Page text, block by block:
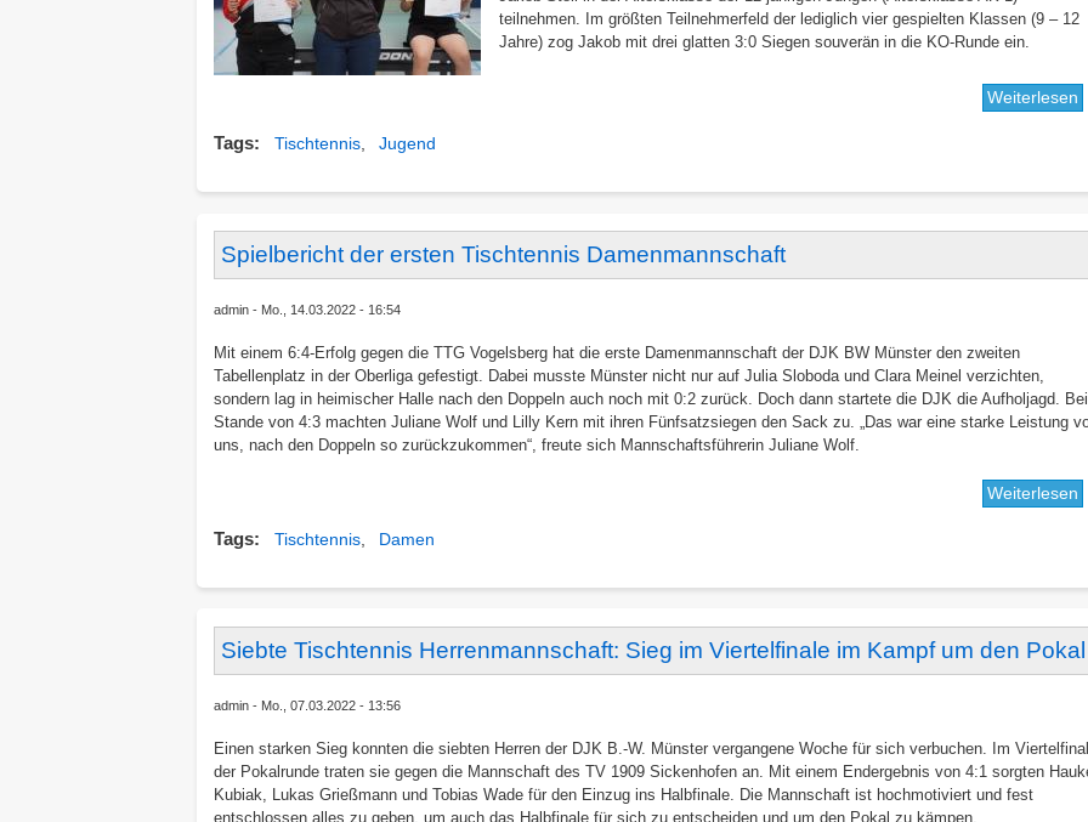
teilnehmen. Im größten Teilnehmerfeld der lediglich vier gespielten Klassen (9 – 12
Jahre) zog Jakob mit drei glatten 3:0 Siegen souverän in die KO-Runde ein.
Weiterlesen
Tags Tischtennis Jugend
Spielbericht der ersten Tischtennis Damenmannschaft
admin Mo., 14.03.2022 - 16:54
Mit einem 6:4-Erfolg gegen die TTG Vogelsberg hat die erste Damenmannschaft der DJK BW Münster den zweiten
Tabellenplatz in der Oberliga gefestigt. Dabei musste Münster nicht nur auf Julia Sloboda und Clara Meinel verzichten,
sondern lag in heimischer Halle nach den Doppeln auch noch mit 0:2 zurück. Doch dann startete die DJK die Aufholjagd.
Stande von 4:3 machten Juliane Wolf und Lilly Kern mit ihren Fünfsatzsiegen den Sack zu. „Das war eine starke Leistung
uns, nach den Doppeln so zurückzukommen“, freute sich Mannschaftsführerin Juliane Wolf.
Weiterlesen
Tags Tischtennis Damen
Siebte Tischtennis Herrenmannschaft: Sieg im Viertelfinale im Kampf um den Pokal
admin Mo., 07.03.2022 - 13:56
Einen starken Sieg konnten die siebten Herren der DJK B.-W. Münster vergangene Woche für sich verbuchen. Im
der Pokalrunde traten sie gegen die Mannschaft des TV 1909 Sickenhofen an. Mit einem Endergebnis von 4:1 sorgten
Kubiak, Lukas Grießmann und Tobias Wade für den Einzug ins Halbfinale. Die Mannschaft ist hochmotiviert und fest
entschlossen alles zu geben, um auch das Halbfinale für sich zu entscheiden und um den Pokal zu kämpen.